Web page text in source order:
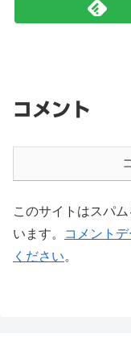
コメント
このサイトはスパ
います。
コメント
ください。